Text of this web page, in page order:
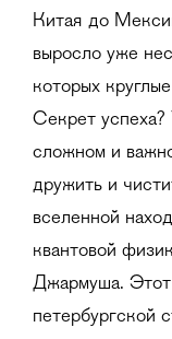
Китая до
выросло уже
которых
Секрет успеха?
сложном и
дружить и
вселенной
квантовой
Джармуша. Этот
петербургской